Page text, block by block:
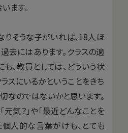
ます。
そうな子がいれば、18人ほ
去にはあります。クラスの適
、教員としては、どういう状
スにいるかということをきち
なのではないかと思います。
気？」や「最近どんなことを
個人的な言葉がけも、とても